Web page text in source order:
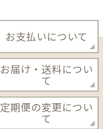
お支払いについて
お届け・送料につい
て
定期便の変更につい
て